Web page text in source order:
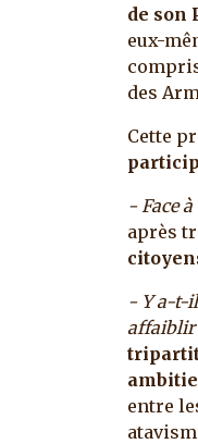
de son
eux-
des
Cette
- Face
après
- Y a-t-
affaiblir
entre